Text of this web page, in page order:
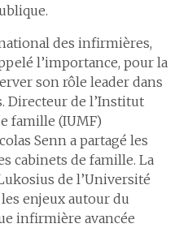
des infirmières,
l’importance, pour la
son rôle leader dans
Directeur de l’Institut
famille (IUMF)
Senn a partagé les
cabinets de famille. La
de l’Université
enjeux autour du
infirmière avancée